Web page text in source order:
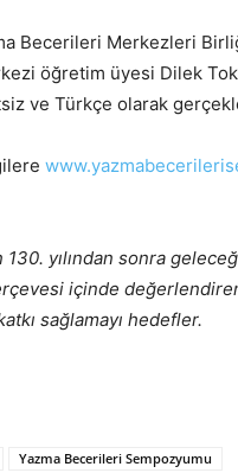
Becerileri Merkezleri
öğretim üyesi Dilek
ve Türkçe olarak
130. yılından sonra
içinde
sağlamayı hedefler.
Yazma Becerileri Sempozyumu